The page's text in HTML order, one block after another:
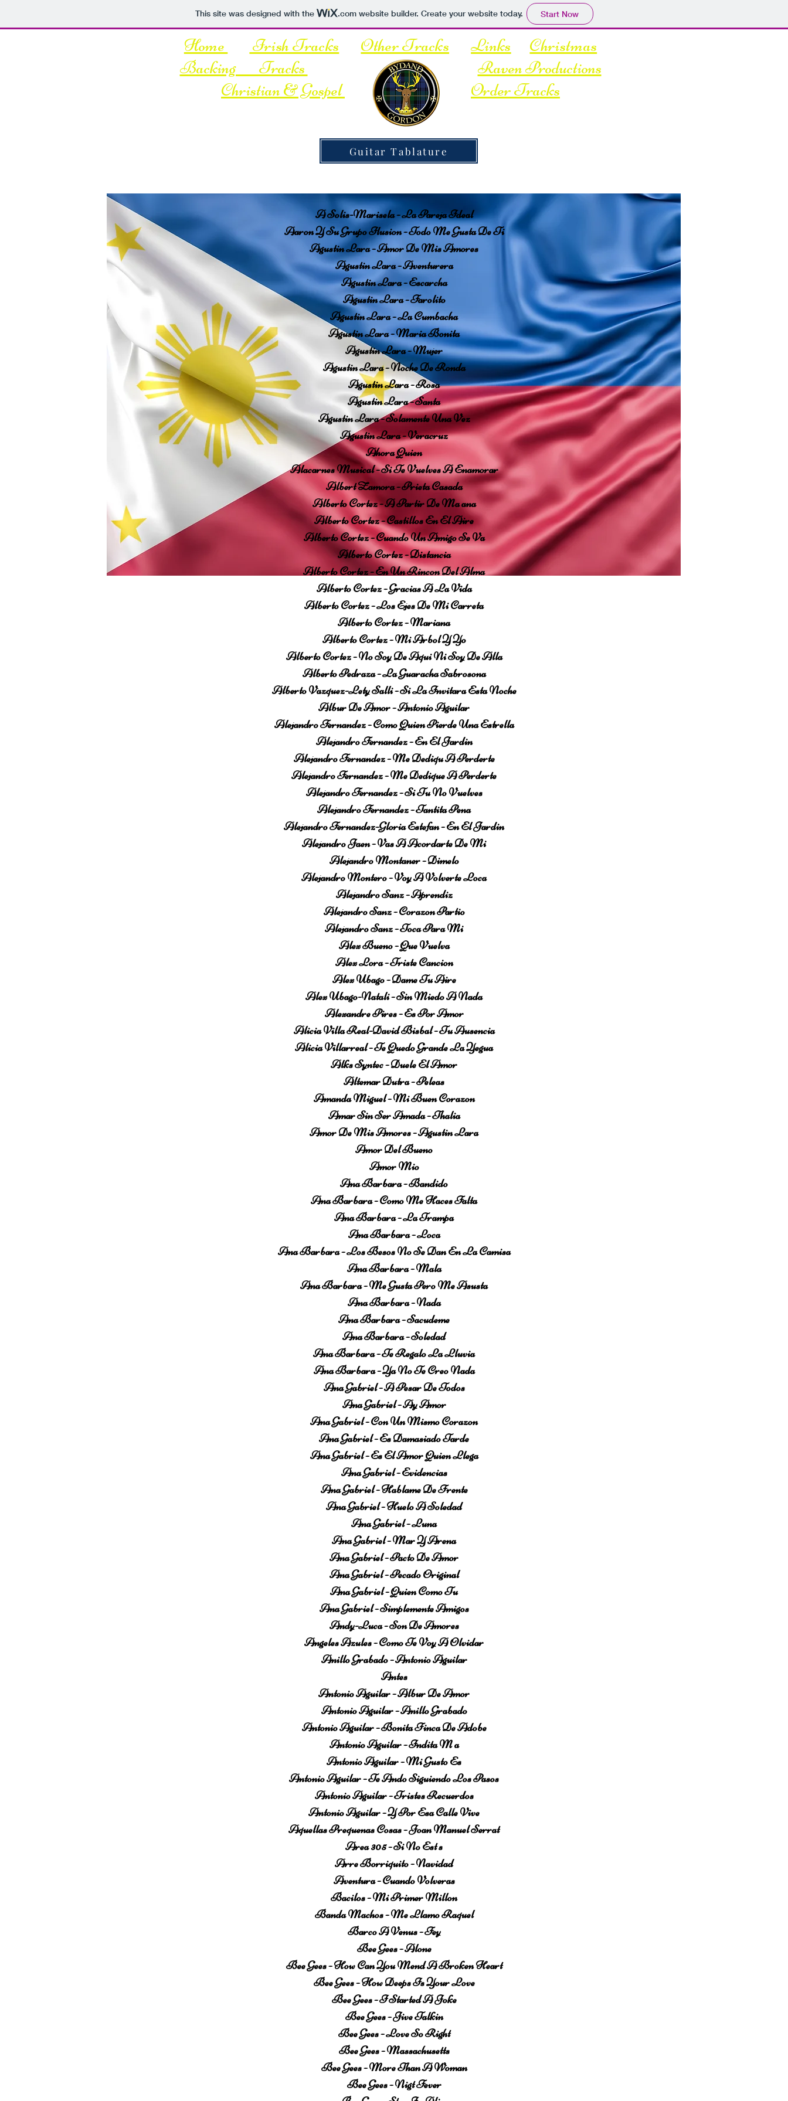
This site was designed with the .comwebsite builder. Create your website today. Start Now
Home Irish Tracks Other Tracks Links
Christmas
Backing Tracks
Raven Productions
Christian & Gospel
Order Tracks
Guitar Tablature
A Solis-Marisela - La Pareja Ideal
Aaron Y Su Grupo Ilusion - Todo Me Gusta De Ti
Agustin Lara - Amor De Mis Amores
Agustin Lara - Aventurera
Agustin Lara - Escarcha
Agustin Lara - Farolito
Agustin Lara - La Cumbacha
Agustin Lara - Maria Bonita
Agustin Lara - Mujer
Agustin Lara - Noche De Ronda
Agustin Lara - Rosa
Agustin Lara - Santa
Agustin Lara - Solamente Una Vez
Agustin Lara - Veracruz
Ahora Quien
Alacarnes Musical - Si Te Vuelves A Enamorar
Albert Zamora - Prieta Casada
Alberto Cortez - A Partir De Ma ana
Alberto Cortez - Castillos En El Aire
Alberto Cortez - Cuando Un Amigo Se Va
Alberto Cortez - Distancia
Alberto Cortez - En Un Rincon Del Alma
Alberto Cortez - Gracias A La Vida
Alberto Cortez - Los Ejes De Mi Carreta
Alberto Cortez - Mariana
Alberto Cortez - Mi Arbol Y Yo
Alberto Cortez - No Soy De Aqui Ni Soy De Alla
Alberto Pedraza - La Guaracha Sabrosona
Alberto Vazquez-Lety Salli - Si La Invitara Esta Noche
Albur De Amor - Antonio Aguilar
Alejandro Fernandez - Como Quien Pierde Una Estrella
Alejandro Fernandez - En El Jardin
Alejandro Fernandez - Me Dediqu A Perderte
Alejandro Fernandez - Me Dedique A Perderte
Alejandro Fernandez - Si Tu No Vuelves
Alejandro Fernandez - Tantita Pena
Alejandro Fernandez-Gloria Estefan - En El Jardin
Alejandro Jaen - Vas A Acordarte De Mi
Alejandro Montaner - Dimelo
Alejandro Montero - Voy A Volverte Loca
Alejandro Sanz - Aprendiz
Alejandro Sanz - Corazon Partio
Alejandro Sanz - Toca Para Mi
Alex Bueno - Que Vuelva
Alex Lora - Triste Cancion
Alex Ubago - Dame Tu Aire
Alex Ubago-Natali - Sin Miedo A Nada
Alexandre Pires - Es Por Amor
Alicia Villa Real-David Bisbal - Tu Ausencia
Alicia Villarreal - Te Quedo Grande La Yegua
Alks Syntec - Duele El Amor
Altemar Dutra - Peleas
Amanda Miguel - Mi Buen Corazon
Amar Sin Ser Amada - Thalia
Amor De Mis Amores - Agustin Lara
Amor Del Bueno
Amor Mio
Ana Barbara - Bandido
Ana Barbara - Como Me Haces Falta
Ana Barbara - La Trampa
Ana Barbara - Loca
Ana Barbara - Los Besos No Se Dan En La Camisa
Ana Barbara - Mala
Ana Barbara - Me Gusta Pero Me Asusta
Ana Barbara - Nada
Ana Barbara - Sacudeme
Ana Barbara - Soledad
Ana Barbara - Te Regalo La Lluvia
Ana Barbara - Ya No Te Creo Nada
Ana Gabriel - A Pesar De Todos
Ana Gabriel - Ay Amor
Ana Gabriel - Con Un Mismo Corazon
Ana Gabriel - Es Damasiado Tarde
Ana Gabriel - Es El Amor Quien Llega
Ana Gabriel - Evidencias
Ana Gabriel - Hablame De Frente
Ana Gabriel - Huelo A Soledad
Ana Gabriel - Luna
Ana Gabriel - Mar Y Arena
Ana Gabriel - Pacto De Amor
Ana Gabriel - Pecado Original
Ana Gabriel - Quien Como Tu
Ana Gabriel - Simplemente Amigos
Andy-Luca - Son De Amores
Angeles Azules - Como Te Voy A Olvidar
Anillo Grabado - Antonio Aguilar
Antes
Antonio Aguilar - Albur De Amor
Antonio Aguilar - Anillo Grabado
Antonio Aguilar - Bonita Finca De Adobe
Antonio Aguilar - Indita M a
Antonio Aguilar - Mi Gusto Es
Antonio Aguilar - Te Ando Siguiendo Los Pasos
Antonio Aguilar - Tristes Recuerdos
Antonio Aguilar - Y Por Esa Calle Vive
Aquellas Prequenas Cosas - Joan Manuel Serrat
Area 305 - Si No Est s
Arre Borriquito - Navidad
Aventura - Cuando Volveras
Bacilos - Mi Primer Millon
Banda Machos - Me Llamo Raquel
Barco A Venus - Fey
Bee Gees - Alone
Bee Gees - How Can You Mend A Broken Heart
Bee Gees - How Deeps Is Your Love
Bee Gees - I Started A Joke
Bee Gees - Jive Talkin
Bee Gees - Love So Right
Bee Gees - Massachusetts
Bee Gees - More Than A Woman
Bee Gees - Nigt Fever